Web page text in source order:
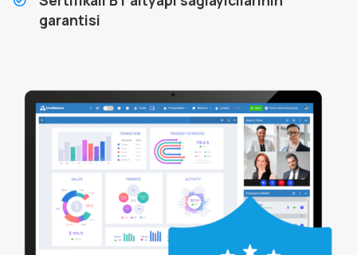
garantisi